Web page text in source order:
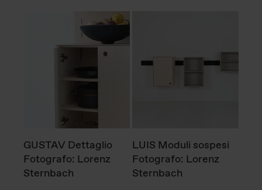
GUSTAV Dettaglio
Fotografo: Lorenz
Sternbach
LUIS Moduli sospesi
Fotografo: Lorenz
Sternbach